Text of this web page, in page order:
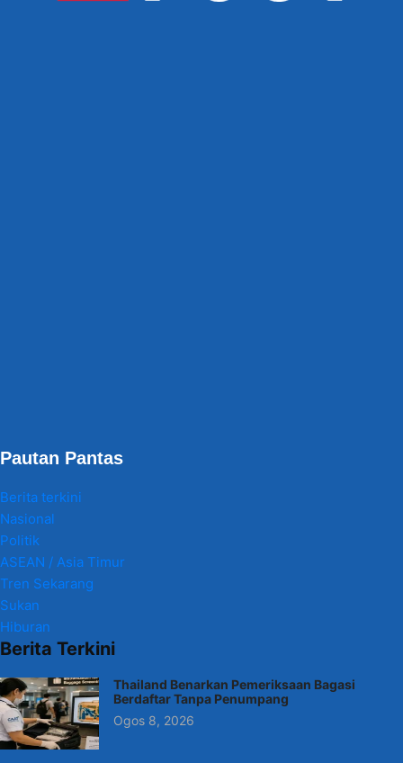
Pautan Pantas
Berita terkini
Nasional
Politik
ASEAN / Asia Timur
Tren Sekarang
Sukan
Hiburan
Berita Terkini
Thailand Benarkan Pemeriksaan Bagasi
Berdaftar Tanpa Penumpang
Ogos 8, 2026